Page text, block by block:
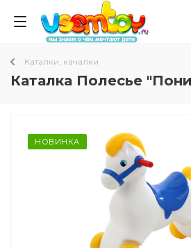
Каталки, качалки
Каталка Полесье
НОВИНКА